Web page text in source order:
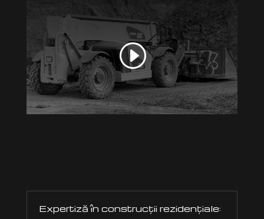
Expertiză în construcții rezidențiale: